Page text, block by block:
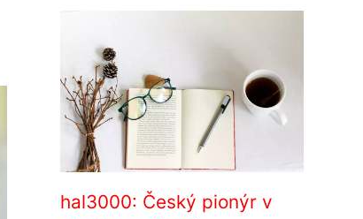
hal3000: Český pionýr v